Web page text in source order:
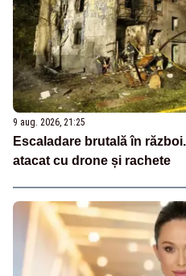
9 aug. 2026, 21:25
Escaladare brutală în
atacat cu drone și rachete